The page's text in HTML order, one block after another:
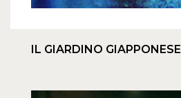
IL GIARDINO GIAPPONESE